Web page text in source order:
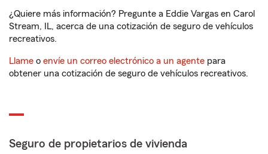
¿Quiere más información? Pregunte a Eddie Vargas en Carol
Stream, IL, acerca de una cotización de seguro de vehículos
recreativos.
Llame o envíe un correo electrónico a un agente para
obtener una cotización de seguro de vehículos recreativos.
Seguro de propietarios de vivienda